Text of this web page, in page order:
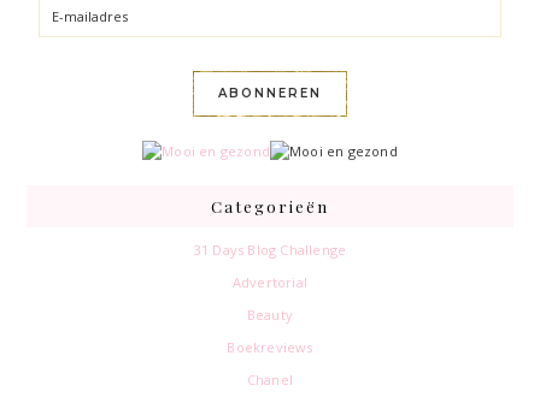
mailadres
ABONNEREN
Categorieën
31 Days Blog Challenge
Advertorial
Beauty
Boekreviews
Chanel